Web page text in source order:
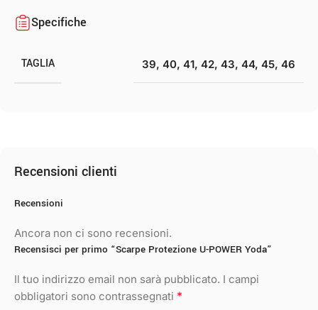
Specifiche
TAGLIA 39, 40, 41, 42, 43, 44, 45, 46
Recensioni clienti
Recensioni
Ancora non ci sono recensioni.
Recensisci per primo “Scarpe Protezione U-POWER Yoda”
Il tuo indirizzo email non sarà pubblicato. I campi
obbligatori sono contrassegnati *